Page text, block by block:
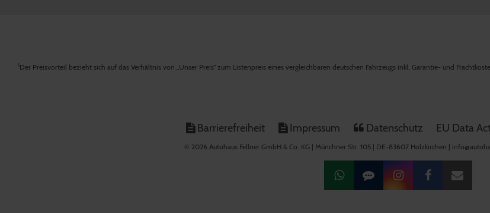
1Der Preisvorteil bezieht sich auf das Verhältnis von „Unser Preis“ zum Listenpreis eines vergleichbaren deutschen Fahrzeugs inkl. Garantie- und
Barrierefreiheit Impressum Datenschutz EU Data
© 2026 Autohaus Fellner GmbH & Co. KG | Münchner Str. 105 | DE-83607 Holzkirchen |